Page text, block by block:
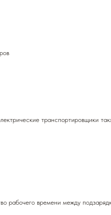
транспортировщики
рабочего времени между